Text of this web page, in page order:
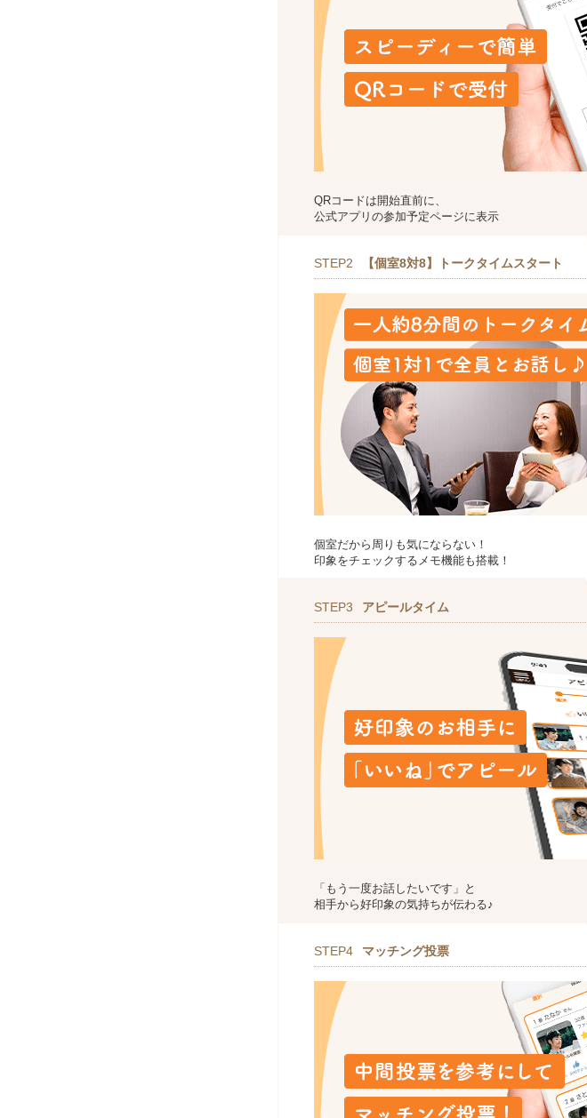
QRコードは開始直前に、
公式アプリの参加予定ページに表示
STEP2 【個室8対8】トークタイムスタート
個室だから周りも気にならない！
印象をチェックするメモ機能も搭載！
STEP3 アピールタイム
「もう一度お話したいです」と
相手から好印象の気持ちが伝わる♪
STEP4 マッチング投票